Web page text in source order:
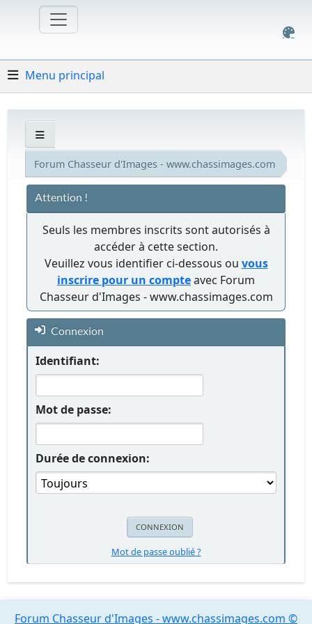
Menu principal
Forum Chasseur d'Images - www.chassimages.com
Attention !
Seuls les membres inscrits sont autorisés à
accéder à cette section.
Veuillez vous identifier ci-dessous ou vous
inscrire pour un compteavec Forum
Chasseur d'Images - www.chassimages.com
Connexion
Identifiant:
Mot de passe:
Durée de connexion:
Mot de passe oublié ?
Forum Chasseur d'Images - www.chassimages.com ©